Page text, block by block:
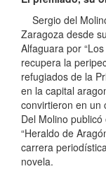
Sergio del
Zaragoza desde
Alfaguara por
recupera la
refugiados de la
en la capital
convirtieron en un
Del Molino
“Heraldo de
carrera
novela.